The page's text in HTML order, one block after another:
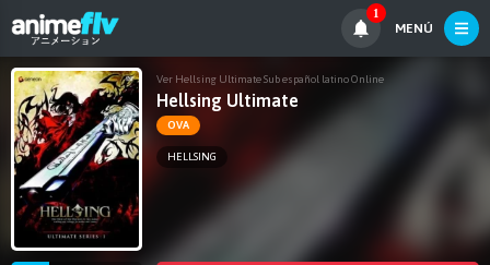
1
MENÚ
Ver Hellsing Ultimate Sub español latino Online
Hellsing Ultimate
OVA
HELLSING